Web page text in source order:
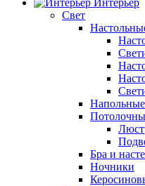
Интерьер
Свет
Бра и
Ночники